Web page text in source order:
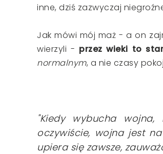
inne, dziś zazwyczaj
Jak mówi mój maż - a on
wierzyli - przez wieki to
normalnym, a nie czasy
"Kiedy wybucha
oczywiście, wojna jest
upiera się zawsze,